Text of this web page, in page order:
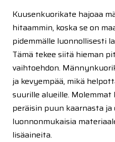
Kuusenkuorikate hajoaa
hitaammin, koska se on
pidemmälle luonnollisesti
Tämä tekee siitä hieman
vaihtoehdon.
ja kevyempää, mikä
suurille alueille.
peräisin puun kaarnasta
luonnonmukaisia
lisäaineita.